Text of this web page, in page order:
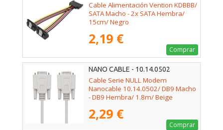
Cable Alimentación Vention KDBBB/
SATA Macho - 2x SATA Hembra/
15cm/ Negro
2,19 €
Comprar
NANO CABLE - 10.14.0502
Cable Serie NULL Modem
Nanocable 10.14.0502/ DB9 Macho
- DB9 Hembra/ 1.8m/ Beige
2,29 €
Comprar